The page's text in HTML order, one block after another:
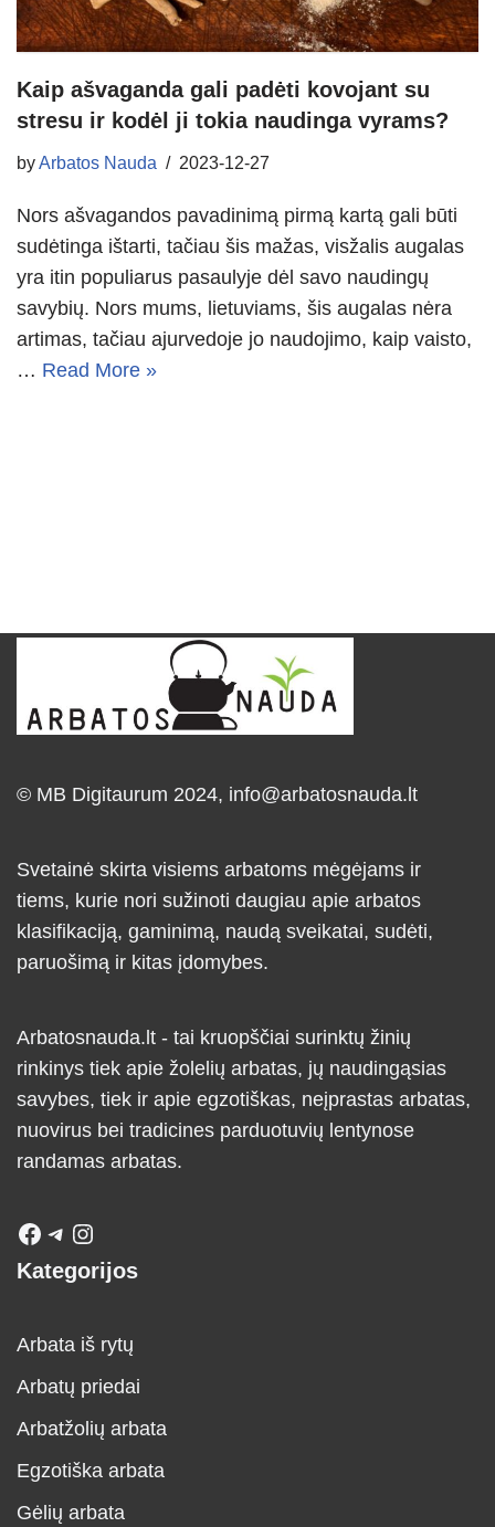
Kaip ašvaganda gali padėti kovojant su
stresu ir kodėl ji tokia naudinga vyrams?
byArbatos Nauda 2023-12-27
Nors ašvagandos pavadinimą pirmą kartą gali būti
sudėtinga ištarti, tačiau šis mažas, visžalis augalas
yra itin populiarus pasaulyje dėl savo naudingų
savybių. Nors mums, lietuviams, šis augalas nėra
artimas, tačiau ajurvedoje jo naudojimo, kaip vaisto,
… Read More »
© MB Digitaurum 2024, info@arbatosnauda.lt
Svetainė skirta visiems arbatoms mėgėjams ir
tiems, kurie nori sužinoti daugiau apie arbatos
klasifikaciją, gaminimą, naudą sveikatai, sudėti,
paruošimą ir kitas įdomybes.
Arbatosnauda.lt - tai kruopščiai surinktų žinių
rinkinys tiek apie žolelių arbatas, jų naudingąsias
savybes, tiek ir apie egzotiškas, neįprastas arbatas,
nuovirus bei tradicines parduotuvių lentynose
randamas arbatas.
Kategorijos
Arbata iš rytų
Arbatų priedai
Arbatžolių arbata
Egzotiška arbata
Gėlių arbata